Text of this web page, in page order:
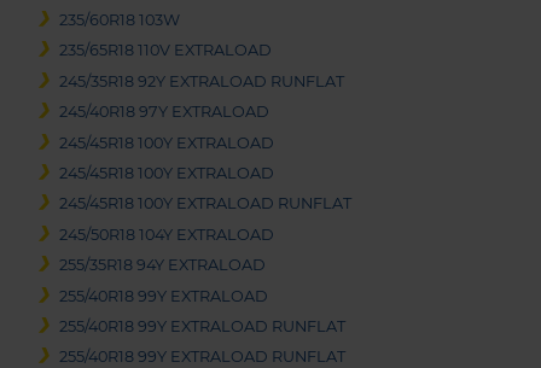
235/60R18 103W
235/65R18 110V EXTRALOAD
245/35R18 92Y EXTRALOAD RUNFLAT
245/40R18 97Y EXTRALOAD
245/45R18 100Y EXTRALOAD
245/45R18 100Y EXTRALOAD
245/45R18 100Y EXTRALOAD RUNFLAT
245/50R18 104Y EXTRALOAD
255/35R18 94Y EXTRALOAD
255/40R18 99Y EXTRALOAD
255/40R18 99Y EXTRALOAD RUNFLAT
255/40R18 99Y EXTRALOAD RUNFLAT